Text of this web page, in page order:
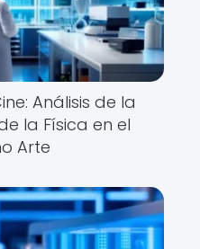
Análisis de la
la Física en el
Arte